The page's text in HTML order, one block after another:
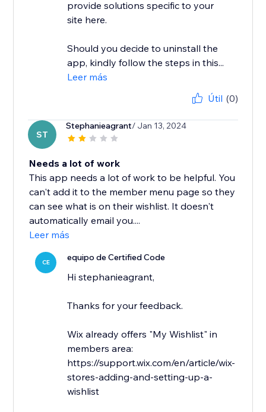
provide solutions specific to your
site here.
Should you decide to uninstall the
app, kindly follow the steps in this...
Leer más
Útil (0)
ST
Stephanieagrant/ Jan 13, 2024
Needs a lot of work
This app needs a lot of work to be helpful. You
can't add it to the member menu page so they
can see what is on their wishlist. It doesn't
automatically email you....
Leer más
CE equipo de Certified Code
Hi stephanieagrant,
Thanks for your feedback.
Wix already offers "My Wishlist" in
members area:
https://support.wix.com/en/article/wix-
stores-adding-and-setting-up-a-
wishlist